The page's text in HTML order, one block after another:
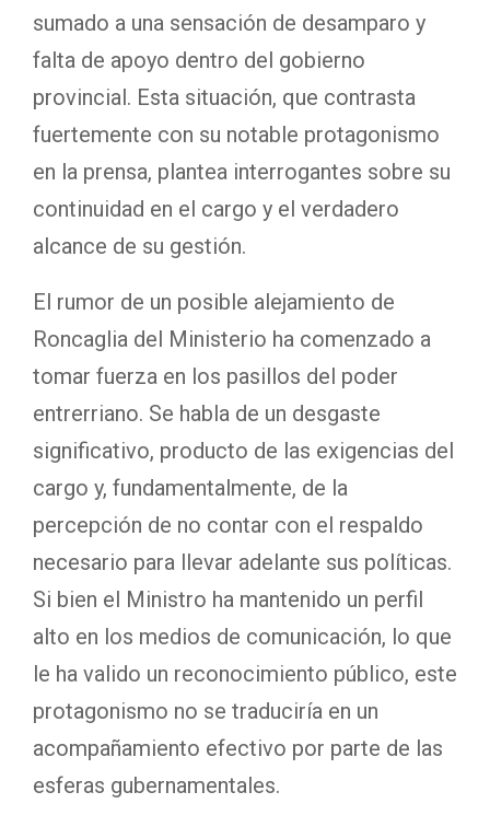
sumado a una sensación de desamparo y
falta de apoyo dentro del gobierno
provincial. Esta situación, que contrasta
fuertemente con su notable protagonismo
en la prensa, plantea interrogantes sobre su
continuidad en el cargo y el verdadero
alcance de su gestión.
El rumor de un posible alejamiento de
Roncaglia del Ministerio ha comenzado a
tomar fuerza en los pasillos del poder
entrerriano. Se habla de un desgaste
significativo, producto de las exigencias del
cargo y, fundamentalmente, de la
percepción de no contar con el respaldo
necesario para llevar adelante sus políticas.
Si bien el Ministro ha mantenido un perfil
alto en los medios de comunicación, lo que
le ha valido un reconocimiento público, este
protagonismo no se traduciría en un
acompañamiento efectivo por parte de las
esferas gubernamentales.